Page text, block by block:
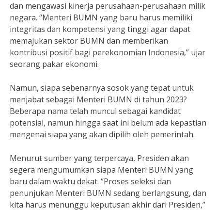
dan mengawasi kinerja perusahaan-perusahaan milik
negara. “Menteri BUMN yang baru harus memiliki
integritas dan kompetensi yang tinggi agar dapat
memajukan sektor BUMN dan memberikan
kontribusi positif bagi perekonomian Indonesia,” ujar
seorang pakar ekonomi.
Namun, siapa sebenarnya sosok yang tepat untuk
menjabat sebagai Menteri BUMN di tahun 2023?
Beberapa nama telah muncul sebagai kandidat
potensial, namun hingga saat ini belum ada kepastian
mengenai siapa yang akan dipilih oleh pemerintah.
Menurut sumber yang terpercaya, Presiden akan
segera mengumumkan siapa Menteri BUMN yang
baru dalam waktu dekat. “Proses seleksi dan
penunjukan Menteri BUMN sedang berlangsung, dan
kita harus menunggu keputusan akhir dari Presiden,”